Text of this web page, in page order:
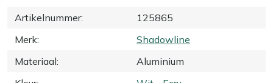
Artikelnummer:
125865
Merk:
Shadowline
Materiaal:
Aluminium